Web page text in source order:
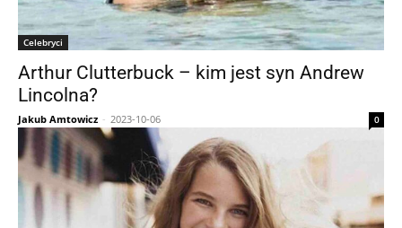
Celebryci
Arthur Clutterbuck – kim jest syn Andrew
Lincolna?
Jakub Amtowicz - 2023-10-06 0